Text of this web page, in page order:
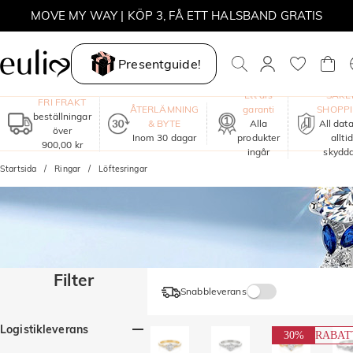
MOVE MY WAY | KÖP 3, FÅ ETT HALSBAND GRATIS
Presentguide!
FRI FRAKT
beställningar
över
900,00 kr
ÅTERLÄMNING
& BYTE
Inom 30 dagar
Ett års
garanti
Alla
produkter
ingår
All
alltid
Startsida Ringar Löftesringar
Filter
Logistikleverans
Snabbleverans
30%